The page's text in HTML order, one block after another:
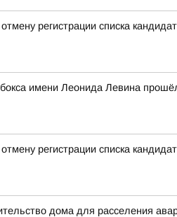
регистрации списка
имени Леонида Левина
регистрации списка
дома для расселения